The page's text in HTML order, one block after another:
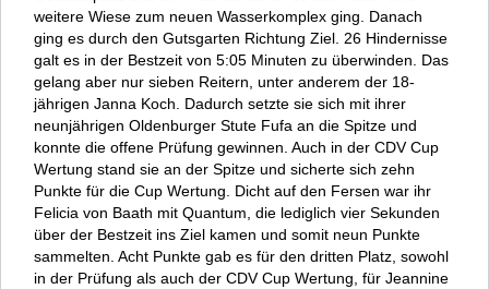
weitere Wiese zum neuen Wasserkomplex ging. Danach
ging es durch den Gutsgarten Richtung Ziel. 26 Hindernisse
galt es in der Bestzeit von 5:05 Minuten zu überwinden. Das
gelang aber nur sieben Reitern, unter anderem der 18-
jährigen Janna Koch. Dadurch setzte sie sich mit ihrer
neunjährigen Oldenburger Stute Fufa an die Spitze und
konnte die offene Prüfung gewinnen. Auch in der CDV Cup
Wertung stand sie an der Spitze und sicherte sich zehn
Punkte für die Cup Wertung. Dicht auf den Fersen war ihr
Felicia von Baath mit Quantum, die lediglich vier Sekunden
über der Bestzeit ins Ziel kamen und somit neun Punkte
sammelten. Acht Punkte gab es für den dritten Platz, sowohl
in der Prüfung als auch der CDV Cup Wertung, für Jeannine